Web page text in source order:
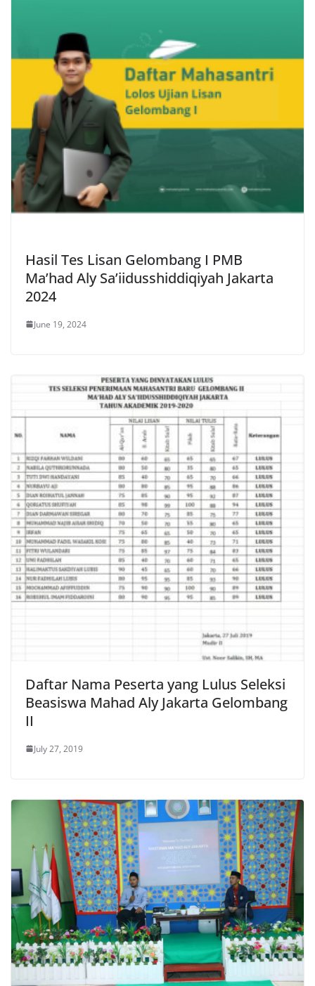
Hasil Tes Lisan Gelombang I PMB
Ma’had Aly Sa’iidusshiddiqiyah Jakarta
2024
June 19, 2024
Daftar Nama Peserta yang Lulus Seleksi
Beasiswa Mahad Aly Jakarta Gelombang
II
July 27, 2019